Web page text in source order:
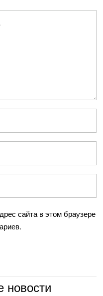
сайта в этом браузере
новости